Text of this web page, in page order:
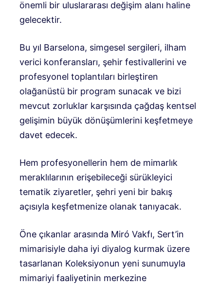
önemli bir uluslararası değişim alanı haline
gelecektir.
Bu yıl Barselona, ​​simgesel sergileri, ilham
verici konferansları, şehir festivallerini ve
profesyonel toplantıları birleştiren
olağanüstü bir program sunacak ve bizi
mevcut zorluklar karşısında çağdaş kentsel
gelişimin büyük dönüşümlerini keşfetmeye
davet edecek.
Hem profesyonellerin hem de mimarlık
meraklılarının erişebileceği sürükleyici
tematik ziyaretler, şehri yeni bir bakış
açısıyla keşfetmenize olanak tanıyacak.
Öne çıkanlar arasında Miró Vakfı, Sert’in
mimarisiyle daha iyi diyalog kurmak üzere
tasarlanan Koleksiyonun yeni sunumuyla
mimariyi faaliyetinin merkezine